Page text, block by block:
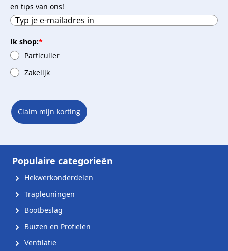
en tips van ons!
Ik shop:*
Particulier
Zakelijk
Claim mijn korting
Populaire categorieën
Hekwerkonderdelen
Trapleuningen
Bootbeslag
Buizen en Profielen
Ventilatie